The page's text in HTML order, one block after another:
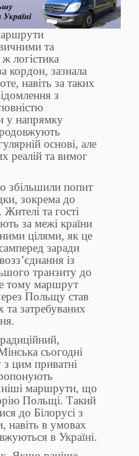
та
логістика
кордон, зазнала
навіть за таких
з
у напрямку
основі, але
реалій та вимог
збільшили попит
зокрема до
та гості
за межі країни
цілями, як це
заради
із
транзиту до
тому маршрут
Польщу став
та затребуваних
сьогодні
цим приватні
маршрути, що
Польщі. Такий
до Білорусі з
навіть в умовах
в Україні.